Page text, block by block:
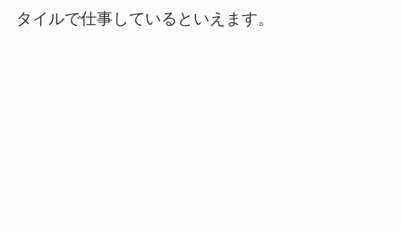
タイルで仕事しているといえます。